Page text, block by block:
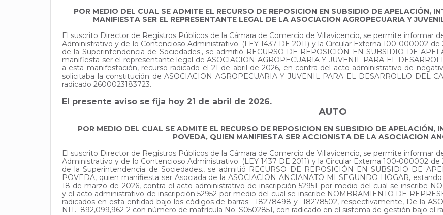
POR MEDIO DEL CUAL SE ADMITE EL RECURSO DE REPOSICION EN SUBSIDIO DE APELACIÓN,
MANIFIESTA SER EL REPRESENTANTE LEGAL DE LA ASOCIACION AGROPECUARIA Y
El suscrito Director de Registros Públicos de la Cámara de Comercio de Villavicencio, se permite
Administrativo y de lo Contencioso Administrativo. (LEY 1437 DE 2011) y la Circular Externa 100-000002 de
de la Superintendencia de Sociedades., se admitió RECURSO DE REPOSICIÓN EN SUBSIDIO DE
manifiesta ser el representante legal de ASOCIACION AGROPECUARIA Y JUVENIL PARA EL
a esta manifestación, recurso radicado el 21 de abril de 2026, en contra del acto administrativo de
solicitaba la constitución de ASOCIACION AGROPECUARIA Y JUVENIL PARA EL DESARROLLO DEL
radicado 2600023183723.
El presente aviso se fija hoy 21 de abril de 2026.
AUTO
POR MEDIO DEL CUAL SE ADMITE EL RECURSO DE REPOSICION EN SUBSIDIO DE APELACIÓN,
POVEDA, QUIEN MANIFIESTA SER ACCIONISTA DE LA ASOCIACION
El suscrito Director de Registros Públicos de la Cámara de Comercio de Villavicencio, se permite
Administrativo y de lo Contencioso Administrativo. (LEY 1437 DE 2011) y la Circular Externa 100-000002 de
de la Superintendencia de Sociedades., se admitió RECURSO DE REPOSICIÓN EN SUBSIDIO DE
POVEDA, quien manifiesta ser Asociada de la ASOCIACION ANCIANATO MI SEGUNDO HOGAR,
18 de marzo de 2026, contra el acto administrativo de inscripción 52951 por medio del cual se inscribe
y el acto administrativo de inscripción 52952 por medio del cual se inscribe NOMBRAMIENTO DE
radicados en esta entidad bajo los códigos de barras: 18278498 y 18278502, respectivamente, De la
NIT. 892,099,962-2 con número de matrícula No. S0502851, con radicado en el sistema de gestión bajo el